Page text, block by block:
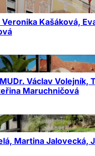
Kašáková,
Václav Volejník,
Maruchničová
Martina Jalovecká,